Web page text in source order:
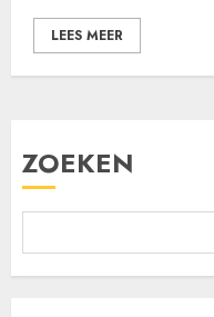
LEES MEER
ZOEKEN